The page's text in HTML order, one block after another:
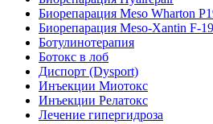
Биорепарация Meso Wharton
Биорепарация Meso-Xantin F-
Ботулинотерапия
Ботокс в лоб
Диспорт (Dysport)
Инъекции Миотокс
Инъекции Релатокс
Лечение гипергидроза